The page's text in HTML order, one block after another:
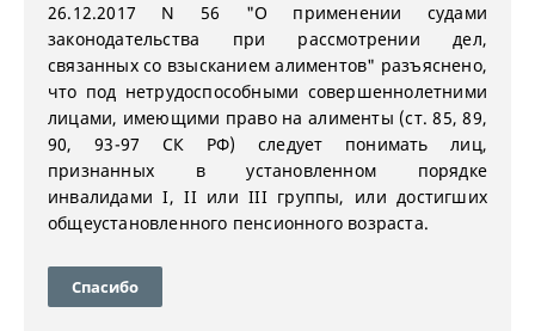
26.12.2017 N 56 "О применении судами
законодательства при рассмотрении дел,
связанных со взысканием алиментов" разъяснено,
что под нетрудоспособными совершеннолетними
лицами, имеющими право на алименты (ст. 85, 89,
90, 93-97 СК РФ) следует понимать лиц,
признанных в установленном порядке
инвалидами I, II или III группы, или достигших
общеустановленного пенсионного возраста.
Спасибо